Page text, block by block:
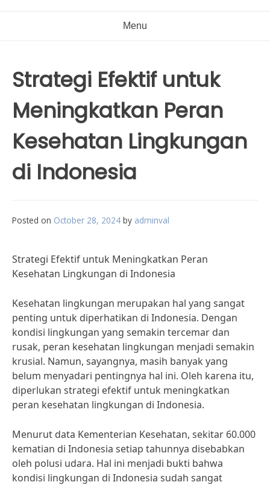
Menu
Strategi Efektif untuk
Meningkatkan Peran
Kesehatan Lingkungan
di Indonesia
Posted on October 28, 2024 by adminval
Strategi Efektif untuk Meningkatkan Peran
Kesehatan Lingkungan di Indonesia
Kesehatan lingkungan merupakan hal yang sangat
penting untuk diperhatikan di Indonesia. Dengan
kondisi lingkungan yang semakin tercemar dan
rusak, peran kesehatan lingkungan menjadi semakin
krusial. Namun, sayangnya, masih banyak yang
belum menyadari pentingnya hal ini. Oleh karena itu,
diperlukan strategi efektif untuk meningkatkan
peran kesehatan lingkungan di Indonesia.
Menurut data Kementerian Kesehatan, sekitar 60.000
kematian di Indonesia setiap tahunnya disebabkan
oleh polusi udara. Hal ini menjadi bukti bahwa
kondisi lingkungan di Indonesia sudah sangat